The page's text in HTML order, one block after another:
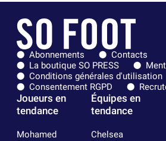
Abonnements
Contacts
La boutique SO PRESS
Conditions générales d'utilisation
Consentement RGPD
Joueurs en
tendance
Mohamed
Équipes en
tendance
Chelsea